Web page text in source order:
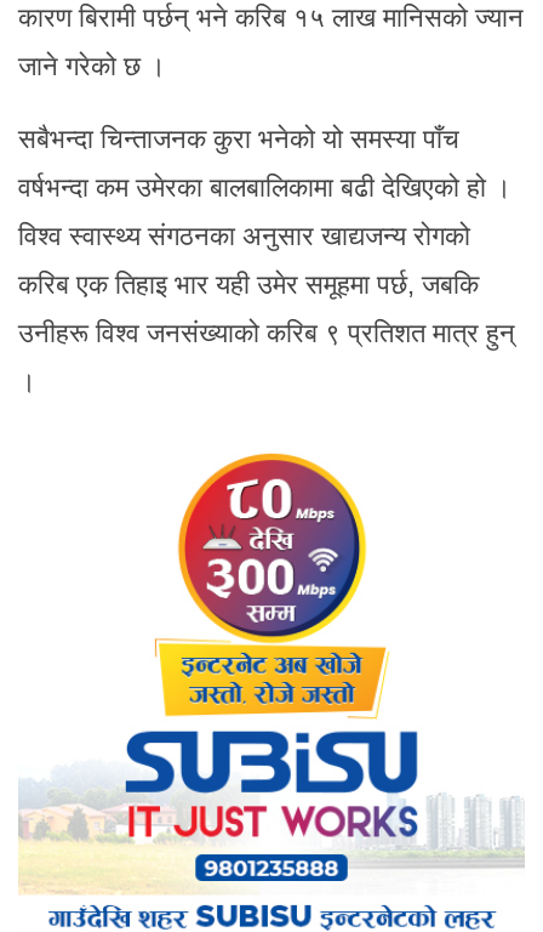
कारण बिरामी पर्छन् भने करिब १५ लाख मानिसको ज्यान
जाने गरेको छ ।
सबैभन्दा चिन्ताजनक कुरा भनेको यो समस्या पाँच
वर्षभन्दा कम उमेरका बालबालिकामा बढी देखिएको हो ।
विश्व स्वास्थ्य संगठनका अनुसार खाद्यजन्य रोगको
करिब एक तिहाइ भार यही उमेर समूहमा पर्छ, जबकि
उनीहरू विश्व जनसंख्याको करिब ९ प्रतिशत मात्र हुन्
।